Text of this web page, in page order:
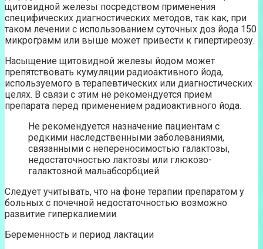
щитовидной железы посредством применения
специфических диагностических методов, так как, при
таком лечении с использованием суточных доз йода 150
микрограмм или выше может привести к гипертиреозу.
Насыщение щитовидной железы йодом может
препятствовать кумуляции радиоактивного йода,
используемого в терапевтических или диагностических
целях. В связи с этим не рекомендуется прием
препарата перед применением радиоактивного йода.
Не рекомендуется назначение пациентам с
редкими наследственными заболеваниями,
связанными с непереносимостью галактозы,
недостаточностью лактозы или глюкозо-
галактозной мальабсорбцией.
Следует учитывать, что на фоне терапии препаратом у
больных с почечной недостаточностью возможно
развитие гиперкалиемии.
Беременность и период лактации